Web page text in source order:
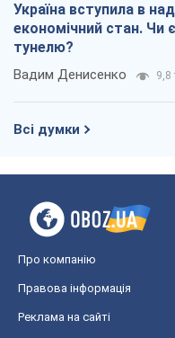
Україна вступила в
економічний стан. Чи є
тунелю?
Вадим Денисенко 9,8
Всі думки
Про компанію
Правова інформація
Реклама на сайті